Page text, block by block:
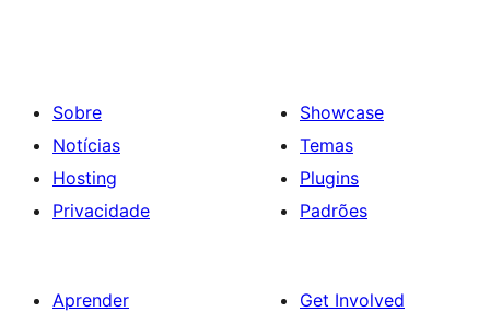
Sobre
Notícias
Hosting
Privacidade
Showcase
Temas
Plugins
Padrões
Aprender
Get Involved